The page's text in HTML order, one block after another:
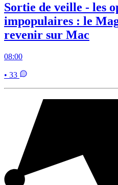
Sortie de veille - les
impopulaires : le
revenir sur Mac
08:00
• 33